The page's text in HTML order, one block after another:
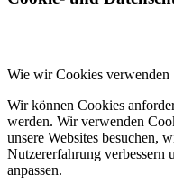
Wie wir Cookies verwenden
Wir können Cookies
werden. Wir verwenden
unsere Websites besuchen,
Nutzererfahrung verbessern
anpassen.